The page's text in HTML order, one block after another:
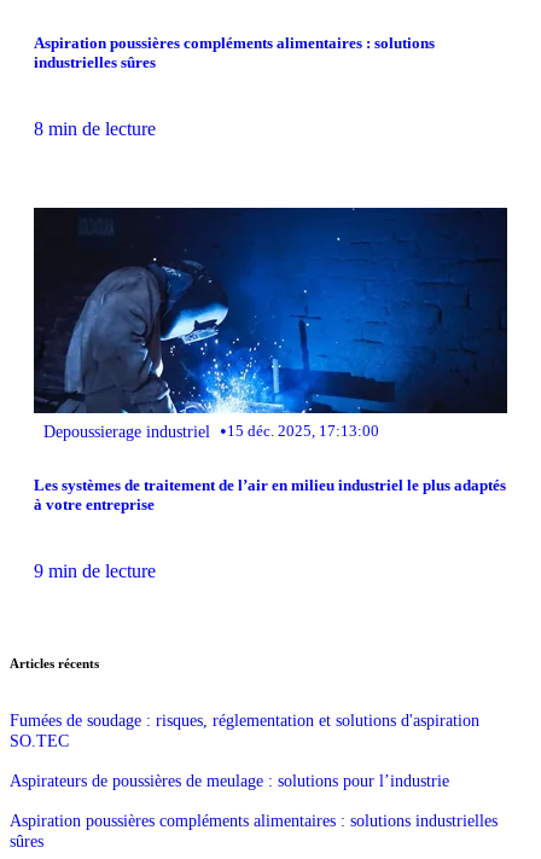
Aspiration poussières compléments alimentaires : solutions
industrielles sûres
8 min de lecture
Depoussierage industriel •15 déc. 2025, 17:13:00
Les systèmes de traitement de l’air en milieu industriel le plus adaptés
à votre entreprise
9 min de lecture
Articles récents
Fumées de soudage : risques, réglementation et solutions d'aspiration
SO.TEC
Aspirateurs de poussières de meulage : solutions pour l’industrie
Aspiration poussières compléments alimentaires : solutions industrielles
sûres